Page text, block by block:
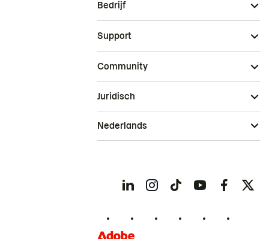
Bedrijf
Support
Community
Juridisch
Nederlands